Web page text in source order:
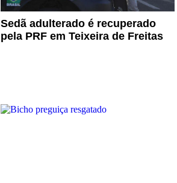
Sedã adulterado é recuperado
pela PRF em Teixeira de Freitas